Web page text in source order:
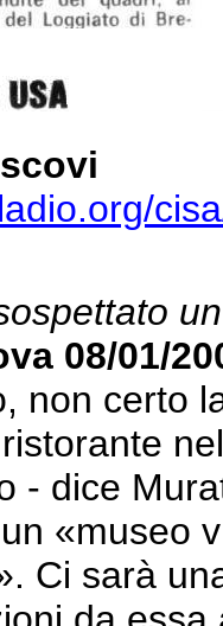
08/01/
non certo
- dice
«museo
Ci sarà